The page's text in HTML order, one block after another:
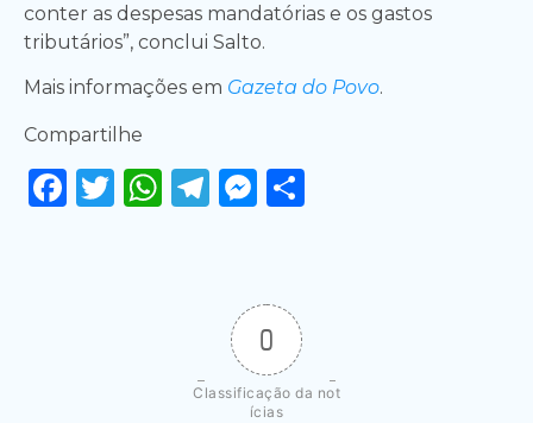
conter as despesas mandatórias e os gastos
tributários”, conclui Salto.
Mais informações em Gazeta do Povo.
Compartilhe
Facebook
Twitter
WhatsApp
Telegram
Messenger
0
Classificação da not
ícias